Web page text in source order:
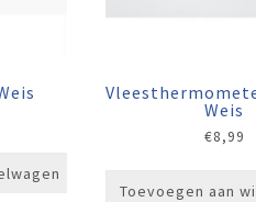
Weis
€8,99
Toevoegen aan